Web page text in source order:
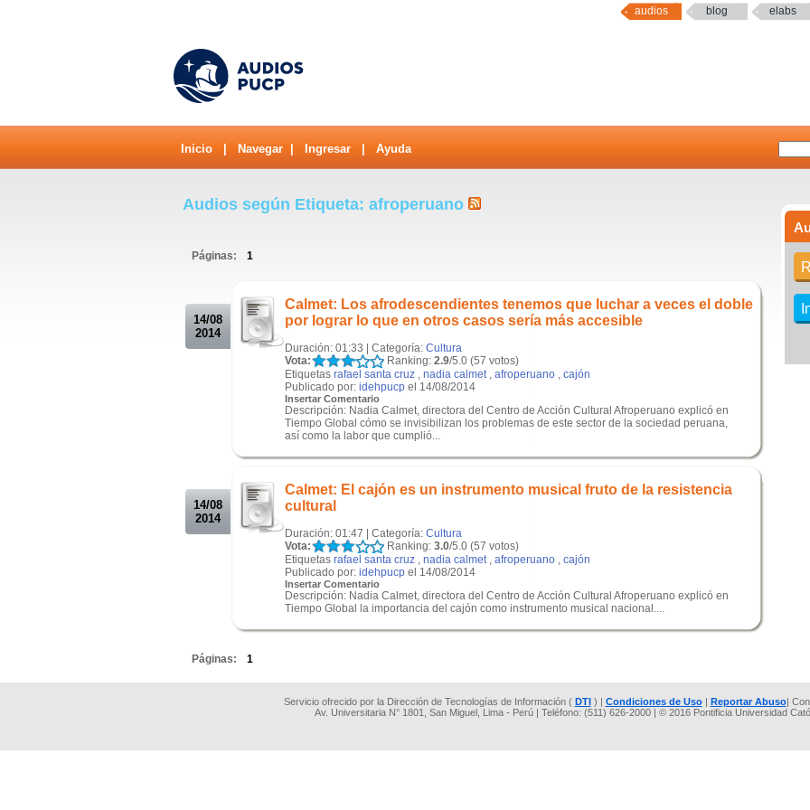
audios blog elabs
Inicio Navegar Ingresar Ayuda
Audios según Etiqueta: afroperuano
Páginas: 1
14/08
2014
Calmet: Los afrodescendientes tenemos que luchar a veces el doble
por lograr lo que en otros casos sería más accesible
Duración: 01:33 | Categoría: Cultura
Vota:
Ranking: 2.9/5.0 (57 votos)
Etiquetas rafael santa cruz , nadia calmet, afroperuano , cajón
Publicado por: idehpucp el 14/08/2014
Insertar Comentario
Descripción: Nadia Calmet, directora del Centro de Acción Cultural Afroperuano explicó en
Tiempo Global cómo se invisibilizan los problemas de este sector de la sociedad peruana,
así como la labor que cumplió...
14/08
2014
Calmet: El cajón es un instrumento musical fruto de la resistencia
cultural
Duración: 01:47 | Categoría: Cultura
Vota:
Ranking: 3.0/5.0 (57 votos)
Etiquetas rafael santa cruz , nadia calmet, afroperuano , cajón
Publicado por: idehpucp el 14/08/2014
Insertar Comentario
Descripción: Nadia Calmet, directora del Centro de Acción Cultural Afroperuano explicó en
Tiempo Global la importancia del cajón como instrumento musical nacional....
Páginas: 1
Servicio ofrecido por la Dirección de Tecnologías de Información ( DTI) | Condiciones de Uso| Reportar Abuso|
Av. Universitaria N° 1801, San Miguel, Lima - Perú | Teléfono: (511) 626-2000 | © 2016 Pontificia Universidad